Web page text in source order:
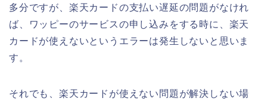
多分ですが、楽天カードの支払い遅延の問題がなけれ
ば、ワッピーのサービスの申し込みをする時に、楽天
カードが使えないというエラーは発生しないと思いま
す。
それでも、楽天カードが使えない問題が解決しない場